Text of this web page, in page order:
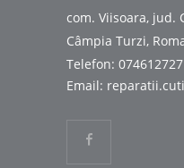
com. Viisoara, jud.
Câmpia Turzi,
Telefon:
Email: